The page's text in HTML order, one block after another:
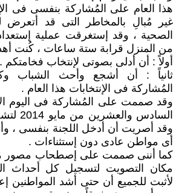
هذا العام على المُشاركة بنفسى فى
غير مُبالِ بالمخاطر التى قد أتعرض
الصحية ، وقد إستغرقت عملية
من المنزل قرابة ستة ساعات ، كُنت
أولاً : أن أدلى بصوتى لإنتخاب فخامتكم .
ثانياً : أن أشجع وأحث الشباب
المُشاركة فى الإنتخابات هذا العام .
وقد صممت على المُشاركة فى اليوم
السادس
وقد أصريت أن أدخل اللجنة بنفسى ،
أى مواطن عادى دون إستثناءات .
كما أننى صممت على إصطحاب مصور
مكان التصويت لتسجيل كل أحداث
لأثبت للجميع أن حتى أشد المواطنين